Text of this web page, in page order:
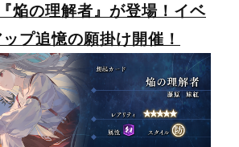
焔の理解者』が登場！イベ
プ追憶の願掛け開催！